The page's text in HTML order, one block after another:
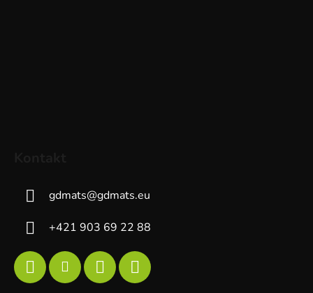
gdmats@gdmats.eu
+421 903 69 22 88